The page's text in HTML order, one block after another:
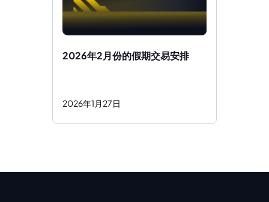
2026年2月份的假期交易安排
2026年1 月 27日